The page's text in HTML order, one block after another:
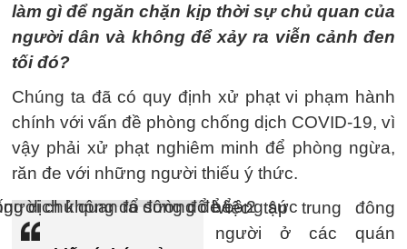
làm gì để ngăn chặn kịp thời sự chủ quan của
người dân và không để xảy ra viễn cảnh đen
tối đó?
Chúng ta đã có quy định xử phạt vi phạm hành
chính với vấn đề phòng chống dịch COVID-19, vì
vậy phải xử phạt nghiêm minh để phòng ngừa,
răn đe với những người thiếu ý thức.
Việc tập trung đông
người ở các quán